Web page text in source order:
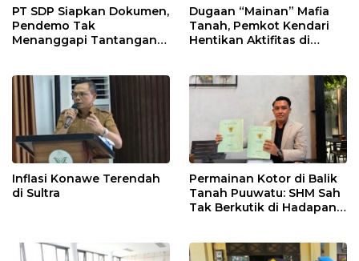
PT SDP Siapkan Dokumen,
Pendemo Tak
Menanggapi Tantangan
Dugaan “Mainan” Mafia
Tanah, Pemkot Kendari
Hentikan Aktifitas di
Inflasi Konawe Terendah
di Sultra
Permainan Kotor di Balik
Tanah Puuwatu: SHM Sah
Tak Berkutik di Hadapan